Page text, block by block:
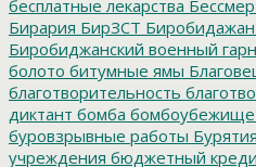
бесплатные лекарства
Бирария БирЗСТ Биробидажан
Биробиджанский военный
болото битумные ямы
благотворительность
диктант бомба бомбоубежище
буровзрывные работы Бурятия
учреждения бюджетный